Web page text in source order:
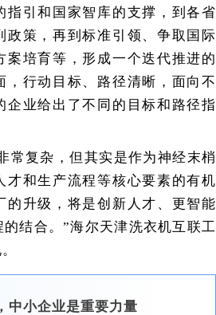
指引和国家智库的支撑，到各省
政策，再到标准引领、争取国际
案培育等，形成一个迭代推进的
，行动目标、路径清晰，面向不
企业给出了不同的目标和路径指
常复杂，但其实是作为神经末梢
才和生产流程等核心要素的有机
的升级，将是创新人才、更智能
结合。”海尔天津洗衣机互联工
中小企业是重要力量